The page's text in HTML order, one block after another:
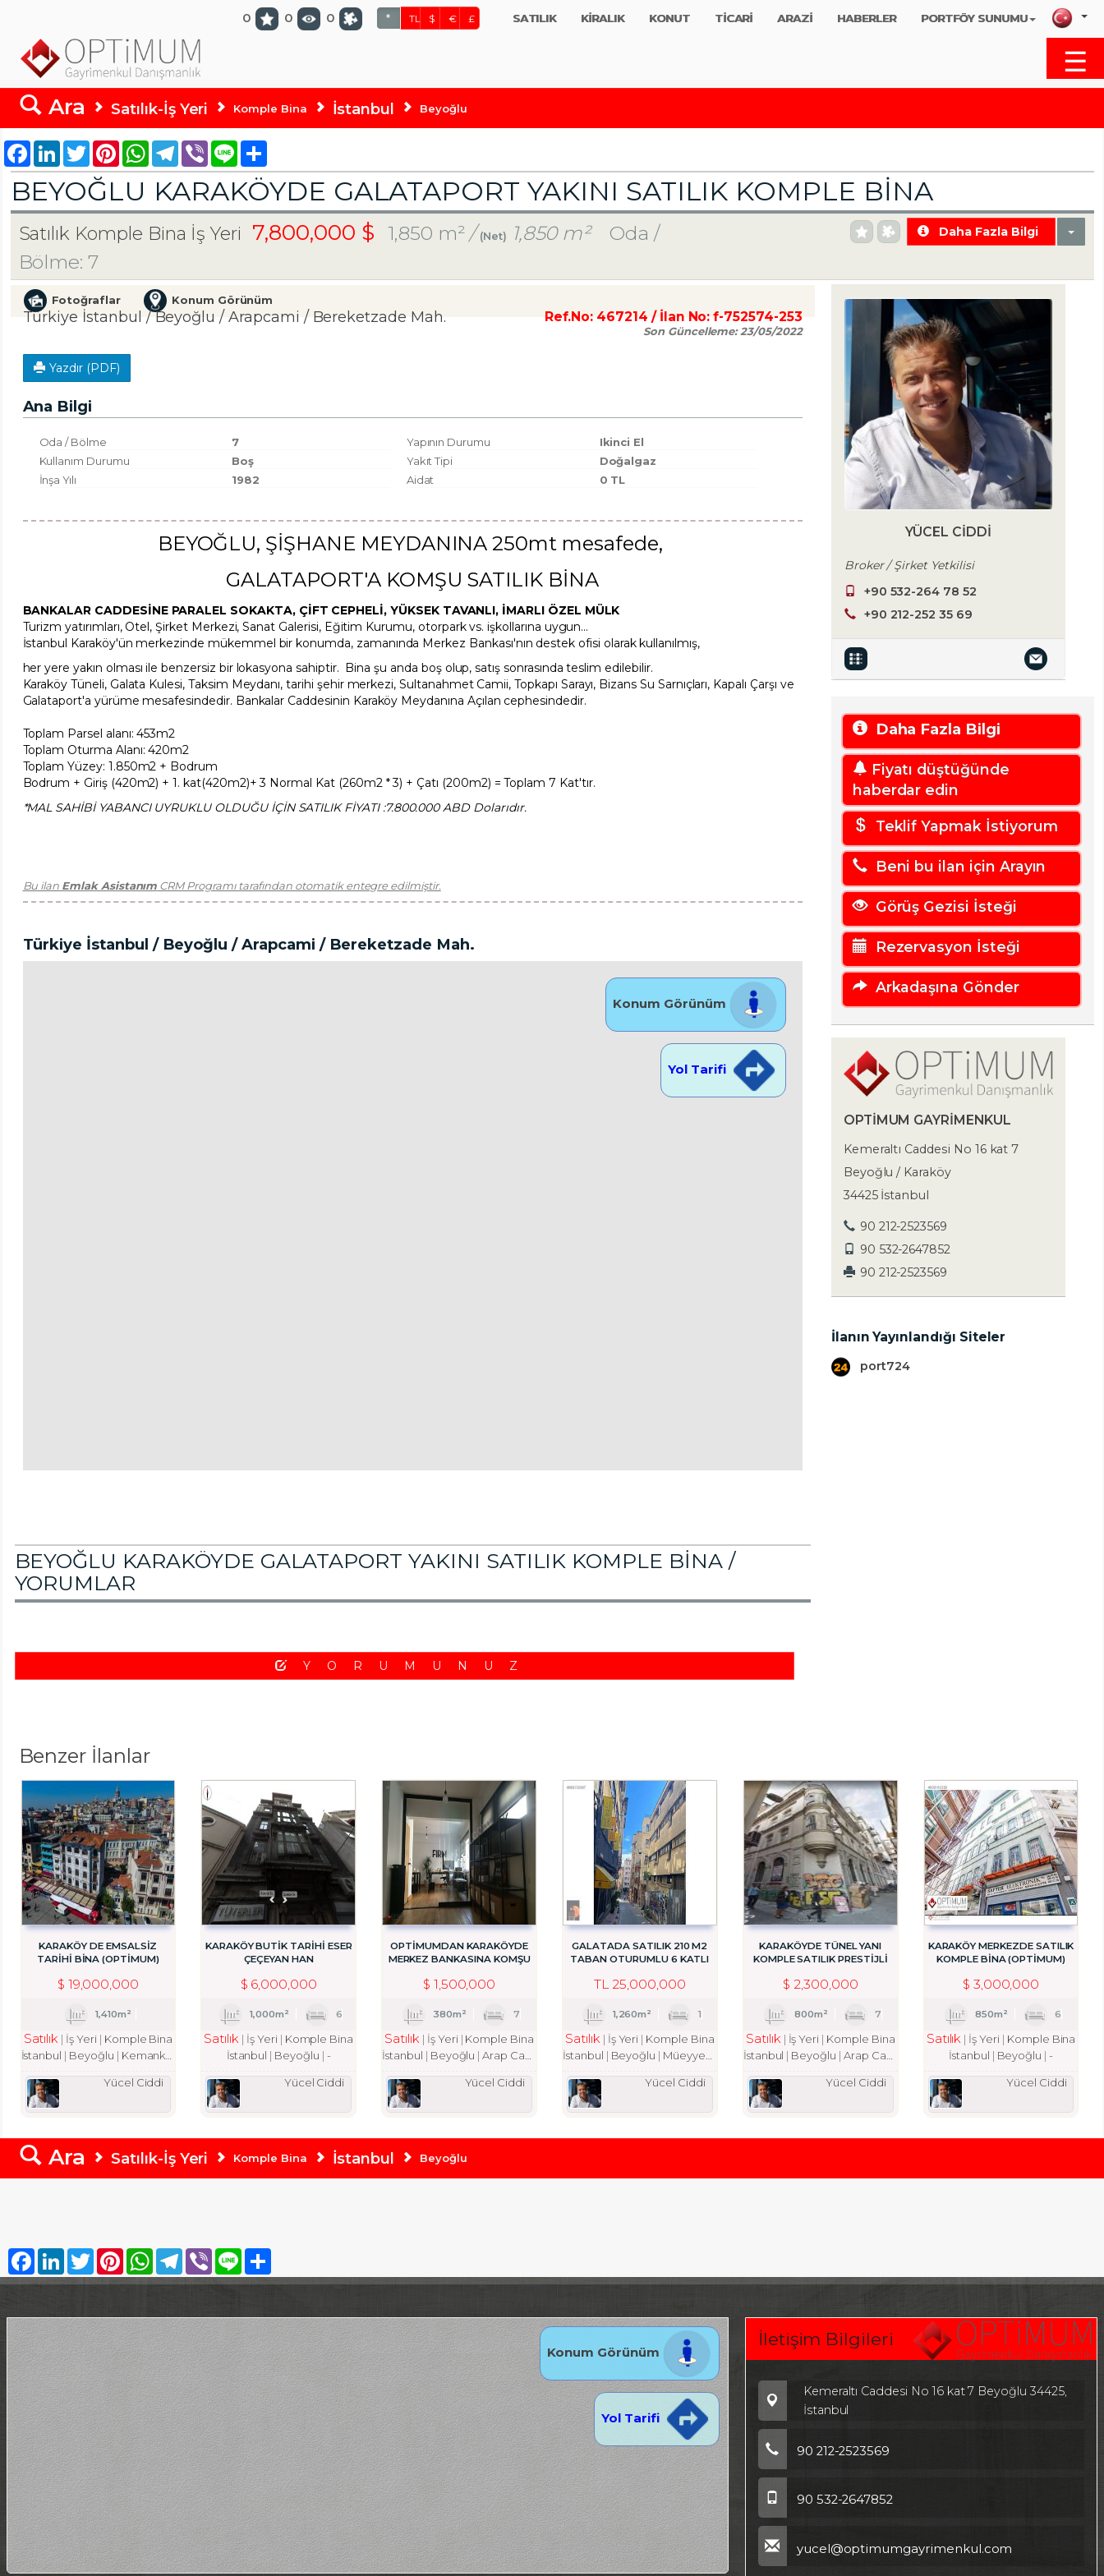
optimumgayrimenkul.com
0 0 0 * TL $ € £ SATILIK KİRALIK KONUT TİCARİ ARAZİ HABERLER PORTFÖY SUNUMU
☰
Ara Satılık-İş Yeri Komple Bina İstanbul Beyoğlu
Facebook
LinkedInTwitterPinterestWhatsAppTelegram
Viber Line Share
BEYOĞLU KARAKÖYDE GALATAPORT YAKINI SATILIK KOMPLE BİNA
Satılık Komple Bina İş Yeri 7,800,000 $ 1,850 m²/(Net) 1,850 m²
Oda /
Bölme: 7
Daha Fazla Bilgi
Fotoğraflar Konum Görünüm
Türkiye İstanbul / Beyoğlu / Arapcami / Bereketzade Mah. Ref.No: 467214 / İlan No:f-752574-253
Son Güncelleme:23/05/2022
Yazdır (PDF)
Ana Bilgi
Oda / Bölme 7 Yapının Durumu
Ikinci El
Kullanım Durumu
Boş Yakıt Tipi
Doğalgaz
İnşa Yılı
1982 Aidat 0 TL
BEYOĞLU, ŞİŞHANE MEYDANINA 250mt mesafede,
GALATAPORT'A KOMŞU SATILIK BİNA
BANKALAR CADDESİNE PARALEL SOKAKTA, ÇİFT CEPHELİ, YÜKSEK TAVANLI, İMARLI ÖZEL MÜLK
Turizm yatırımları, Otel, Şirket Merkezi, Sanat Galerisi, Eğitim Kurumu, otorpark vs. işkollarına uygun...
İstanbul Karaköy'ün merkezinde mükemmel bir konumda, zamanında Merkez Bankası'nın destek ofisi olarak kullanılmış,
her yere yakın olması ile benzersiz bir lokasyona sahiptir. Bina şu anda boş olup, satış sonrasında teslim edilebilir.
Karaköy Tüneli, Galata Kulesi, Taksim Meydanı, tarihi şehir merkezi, Sultanahmet Camii, Topkapı Sarayı, Bizans Su Sarnıçları, Kapalı Çarşı ve
Galataport'a yürüme mesafesindedir. Bankalar Caddesinin Karaköy Meydanına Açılan cephesindedir.
Toplam Parsel alanı: 453m2
Toplam Oturma Alanı: 420m2
Toplam Yüzey: 1.850m2 + Bodrum
Bodrum + Giriş (420m2) + 1. kat(420m2)+ 3 Normal Kat (260m2 * 3) + Çatı (200m2) = Toplam 7 Kat'tır.
*MAL SAHİBİ YABANCI UYRUKLU OLDUĞU İÇİN SATILIK FİYATI :7.800.000 ABD Dolarıdır.
Bu ilan Emlak Asistanım CRM Programı tarafından otomatik entegre edilmiştir.
Türkiye İstanbul / Beyoğlu / Arapcami / Bereketzade Mah.
Konum Görünüm
Yol Tarifi
BEYOĞLU KARAKÖYDE GALATAPORT YAKINI SATILIK KOMPLE BİNA /
YORUMLAR
YORUMUNUZ
YÜCEL CIDDI
Broker / Şirket Yetkilisi
+90 532-264 78 52
+90 212-252 35 69
Daha Fazla Bilgi
Fiyatı düştüğünde
haberdar edin
Teklif Yapmak İstiyorum
Beni bu ilan için Arayın
Görüş Gezisi İsteği
Rezervasyon İsteği
Arkadaşına Gönder
OPTIMUM GAYRIMENKUL
Kemeraltı Caddesi No 16 kat 7
Beyoğlu / Karaköy
34425 İstanbul
90 212-2523569
90 532-2647852
90 212-2523569
İlanın Yayınlandığı Siteler
port724
Benzer İlanlar
KARAKÖY DE EMSALSİZ
TARİHİ BİNA (OPTİMUM)
$ 19,000,000
1,410m²
Satılık İş Yeri
Komple Bina
İstanbul
Beyoğlu Kemankeş Karamustafa Paşa Mah.
Yücel Ciddi
KARAKÖY BUTIK TARIHI ESER
ÇEÇEYAN HAN
$ 6,000,000
1,000m² 6
Satılık İş Yeri
Komple Bina
İstanbul
Beyoğlu -
Yücel Ciddi
OPTİMUMDAN KARAKÖYDE
MERKEZ BANKASINA KOMŞU
$ 1,500,000
380m² 7
Satılık İş Yeri
Komple Bina
İstanbul
Beyoğlu Arap Cami Mah.
Yücel Ciddi
GALATADA SATILIK 210 M2
TABAN OTURUMLU 6 KATLI
TL 25,000,000
1,260m² 1
Satılık İş Yeri
Komple Bina
İstanbul
Beyoğlu Müeyyedzade Mah.
Yücel Ciddi
KARAKÖYDE TÜNEL YANI
KOMPLE SATILIK PRESTİJLİ
$ 2,300,000
800m² 7
Satılık İş Yeri
Komple Bina
İstanbul
Beyoğlu Arap Cami Mah.
Yücel Ciddi
KARAKÖY MERKEZDE SATILIK
KOMPLE BİNA (OPTİMUM)
$ 3,000,000
850m² 6
Satılık İş Yeri
Komple Bina
İstanbul
Beyoğlu -
Yücel Ciddi
Ara Satılık-İş Yeri Komple Bina İstanbul Beyoğlu
Konum Görünüm
Yol Tarifi
İletişim Bilgileri
Kemeraltı Caddesi No 16 kat 7 Beyoğlu 34425,
İstanbul
90 212-2523569
90 532-2647852
yucel@optimumgayrimenkul.com
Facebook
LinkedInTwitterPinterestWhatsAppTelegram
Viber Line Share